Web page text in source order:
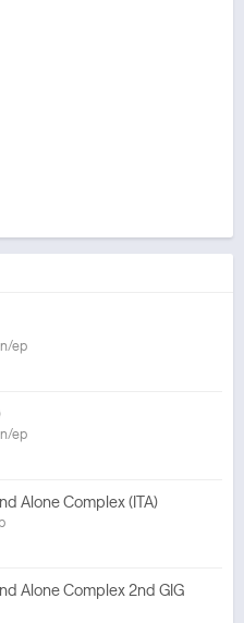
ep
ep
Alone Complex (ITA)
Alone Complex 2nd GIG